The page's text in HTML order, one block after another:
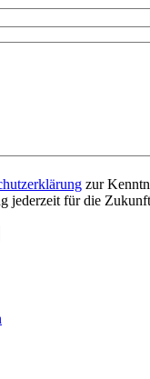
zur
jederzeit für die